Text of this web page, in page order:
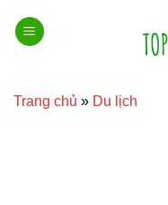
qua
Trang chủ » Du lịch